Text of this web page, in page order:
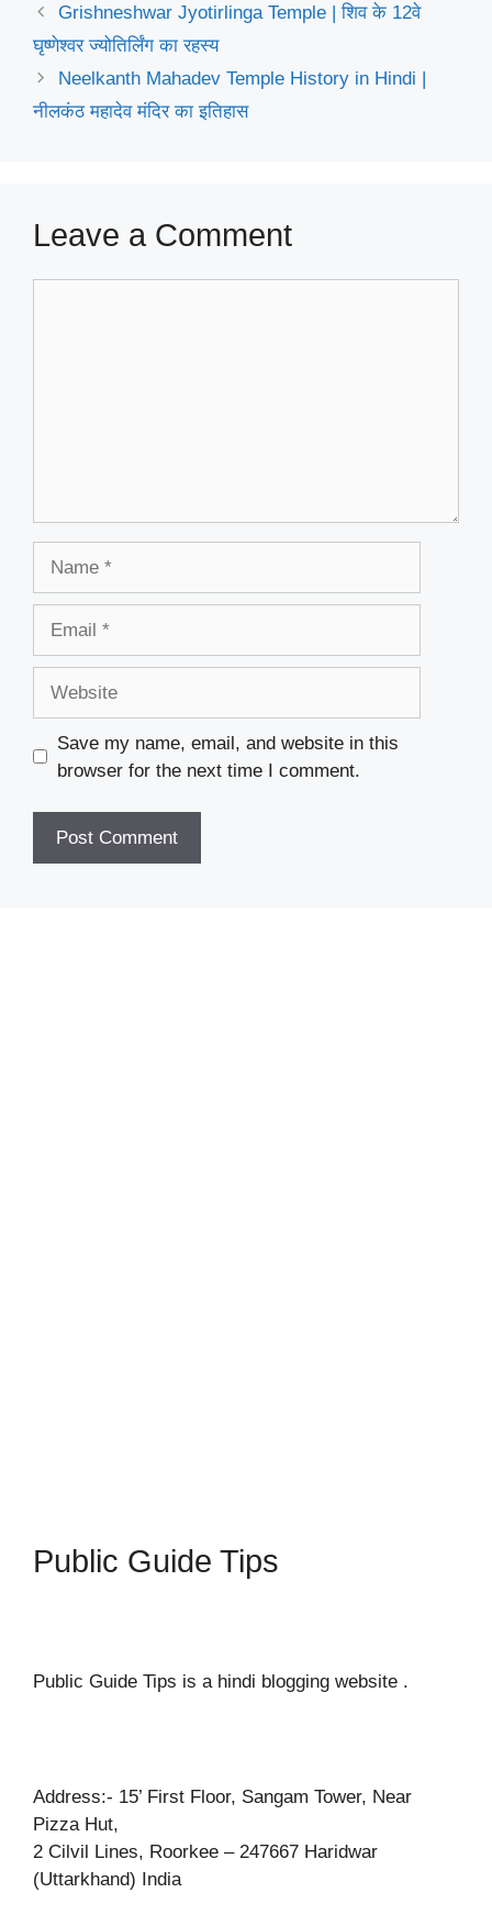
Grishneshwar Jyotirlinga Temple | शिव के 12वे
घृष्णेश्वर ज्योतिर्लिंग का रहस्य
Neelkanth Mahadev Temple History in Hindi |
नीलकंठ महादेव मंदिर का इतिहास
Leave a Comment
Save my name, email, and website in this
browser for the next time I comment.
Public Guide Tips
Public Guide Tips is a hindi blogging website .
Address:- 15’ First Floor, Sangam Tower, Near
Pizza Hut,
2 Cilvil Lines, Roorkee – 247667 Haridwar
(Uttarkhand) India